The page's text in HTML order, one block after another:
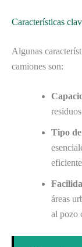
Características
Algunas
camiones son:
Tipo
áreas
al pozo